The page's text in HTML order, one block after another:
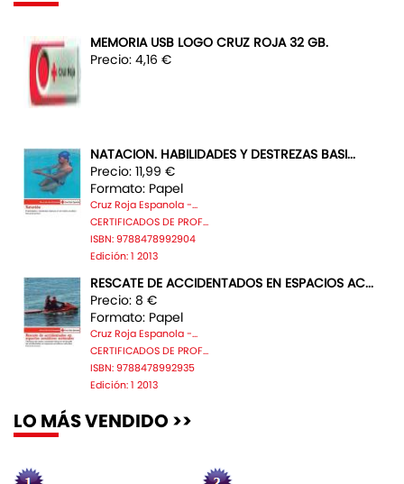
MEMORIA USB LOGO CRUZ ROJA 32 GB.
Precio: 4,16 €
NATACION. HABILIDADES Y DESTREZAS BASI...
Precio: 11,99 €
Formato: Papel
Cruz Roja Espanola -...
CERTIFICADOS DE PROF...
ISBN: 9788478992904
Edición: 1 2013
RESCATE DE ACCIDENTADOS EN ESPACIOS AC...
Precio: 8 €
Formato: Papel
Cruz Roja Espanola -...
CERTIFICADOS DE PROF...
ISBN: 9788478992935
Edición: 1 2013
LO MÁS VENDIDO >>